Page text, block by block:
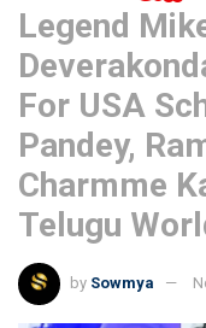
Legend
For USA
Pandey,
Charmme
Telugu
by Sowmya